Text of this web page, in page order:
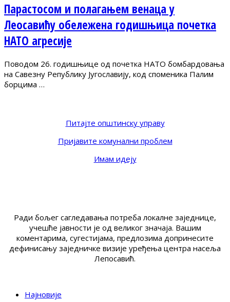
Парастосом и полагањем венаца у
Леосавићу обележена годишњица почетка
НАТО агресије
Поводом 26. годишњице од почетка НАТО бомбардовања
на Савезну Републику Југославију, код споменика Палим
борцима …
Питајте општинску управу
Пријавите комунални проблем
Имам идеју
Ради бољег сагледавања потреба локалне заједнице,
учешће јавности је од великог значаја. Вашим
коментарима, сугестијама, предлозима допринесите
дефинисању заједничке визије уређења центра насеља
Лепосавић.
Најновије